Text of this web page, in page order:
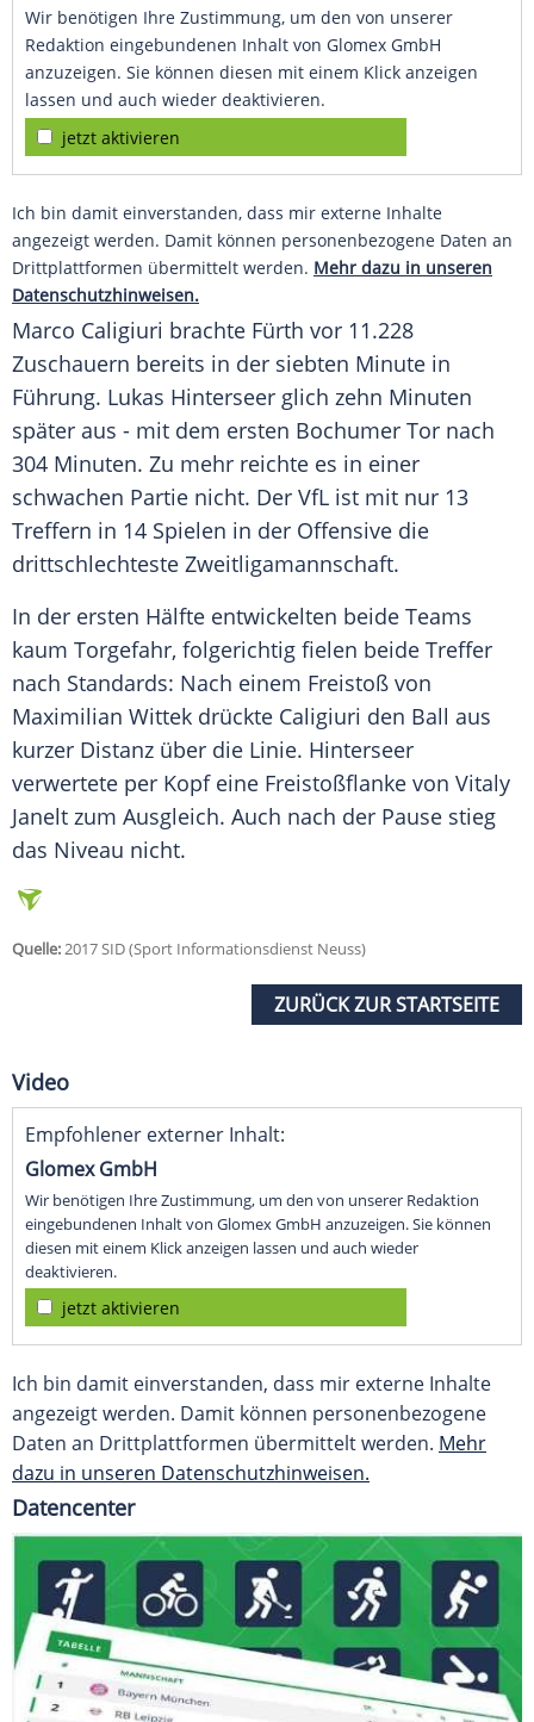
Wir benötigen Ihre Zustimmung, um den von unserer
Redaktion eingebundenen Inhalt von Glomex GmbH
anzuzeigen. Sie können diesen mit einem Klick anzeigen
lassen und auch wieder deaktivieren.
jetzt aktivieren
Ich bin damit einverstanden, dass mir externe Inhalte
angezeigt werden. Damit können personenbezogene Daten an
Drittplattformen übermittelt werden. Mehr dazu in unseren
Datenschutzhinweisen.
Marco Caligiuri brachte Fürth vor 11.228
Zuschauern bereits in der siebten Minute in
Führung. Lukas Hinterseer glich zehn Minuten
später aus - mit dem ersten Bochumer Tor nach
304 Minuten. Zu mehr reichte es in einer
schwachen Partie nicht. Der VfL ist mit nur 13
Treffern in 14 Spielen in der Offensive die
drittschlechteste Zweitligamannschaft.
In der ersten Hälfte entwickelten beide Teams
kaum Torgefahr, folgerichtig fielen beide Treffer
nach Standards: Nach einem Freistoß von
Maximilian Wittek drückte Caligiuri den Ball aus
kurzer Distanz über die Linie. Hinterseer
verwertete per Kopf eine Freistoßflanke von Vitaly
Janelt zum Ausgleich. Auch nach der Pause stieg
das Niveau nicht.
Quelle:2017 SID (Sport Informationsdienst Neuss)
ZURÜCK ZUR STARTSEITE
Video
Empfohlener externer Inhalt:
Glomex GmbH
Wir benötigen Ihre Zustimmung, um den von unserer Redaktion
eingebundenen Inhalt von Glomex GmbH anzuzeigen. Sie können
diesen mit einem Klick anzeigen lassen und auch wieder
deaktivieren.
jetzt aktivieren
Ich bin damit einverstanden, dass mir externe Inhalte
angezeigt werden. Damit können personenbezogene
Daten an Drittplattformen übermittelt werden. Mehr
dazu in unseren Datenschutzhinweisen.
Datencenter